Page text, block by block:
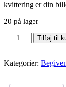
kvittering er din
20 på lager
Tilføj til
Kategorier: